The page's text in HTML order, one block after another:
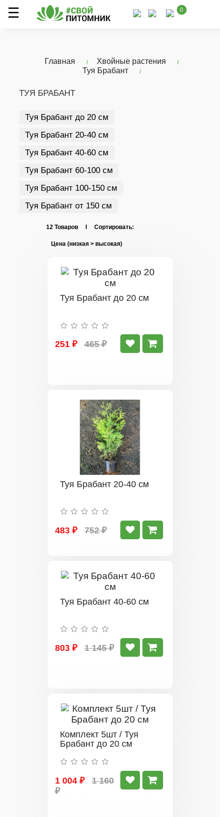
0
Главная
Хвойные растения
Туя Брабант
ТУЯ БРАБАНТ
Туя Брабант до 20 см
Туя Брабант 20-40 см
Туя Брабант 40-60 см
Туя Брабант 60-100 см
Туя Брабант 100-150 см
Туя Брабант от 150 см
12 Товаров I Сортировать:
Туя Брабант до 20 см
251 ₽ 465 ₽
Туя Брабант 20-40 см
483 ₽ 752 ₽
Туя Брабант 40-60 см
803 ₽ 1 145 ₽
Комплект 5шт / Туя
Брабант до 20 см
1 004 ₽
1 160
₽